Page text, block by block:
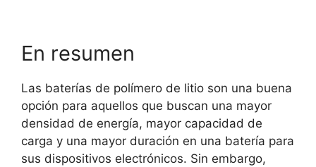
En resumen
Las baterías de polímero de litio son una buena
opción para aquellos que buscan una mayor
densidad de energía, mayor capacidad de
carga y una mayor duración en una batería para
sus dispositivos electrónicos. Sin embargo,